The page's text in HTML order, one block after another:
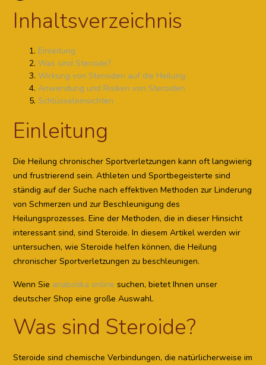
Inhaltsverzeichnis
Einleitung
Was sind Steroide?
Wirkung von Steroiden auf die Heilung
Anwendung und Risiken von Steroiden
Schlüsseleinsichten
Einleitung
Die Heilung chronischer Sportverletzungen kann oft langwierig
und frustrierend sein. Athleten und Sportbegeisterte sind
ständig auf der Suche nach effektiven Methoden zur Linderung
von Schmerzen und zur Beschleunigung des
Heilungsprozesses. Eine der Methoden, die in dieser Hinsicht
interessant sind, sind Steroide. In diesem Artikel werden wir
untersuchen, wie Steroide helfen können, die Heilung
chronischer Sportverletzungen zu beschleunigen.
Wenn Sie anabolika online suchen, bietet Ihnen unser
deutscher Shop eine große Auswahl.
Was sind Steroide?
Steroide sind chemische Verbindungen, die natürlicherweise im